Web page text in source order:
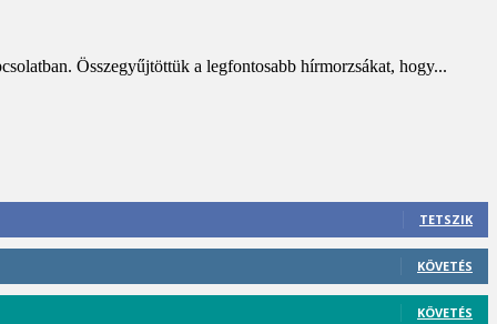
Összegyűjtöttük a legfontosabb hírmorzsákat, hogy...
TETSZIK
KÖVETÉS
KÖVETÉS